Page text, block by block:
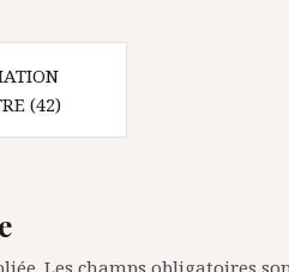
(42)
Les champs obligatoires